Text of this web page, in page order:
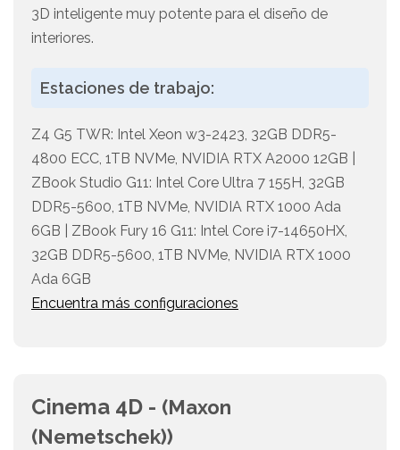
3D inteligente muy potente para el diseño de
interiores.
Estaciones de trabajo:
Z4 G5 TWR: Intel Xeon w3-2423, 32GB DDR5-
4800 ECC, 1TB NVMe, NVIDIA RTX A2000 12GB |
ZBook Studio G11: Intel Core Ultra 7 155H, 32GB
DDR5-5600, 1TB NVMe, NVIDIA RTX 1000 Ada
6GB | ZBook Fury 16 G11: Intel Core i7-14650HX,
32GB DDR5-5600, 1TB NVMe, NVIDIA RTX 1000
Ada 6GB
Encuentra más configuraciones
Cinema 4D - (Maxon
(Nemetschek))